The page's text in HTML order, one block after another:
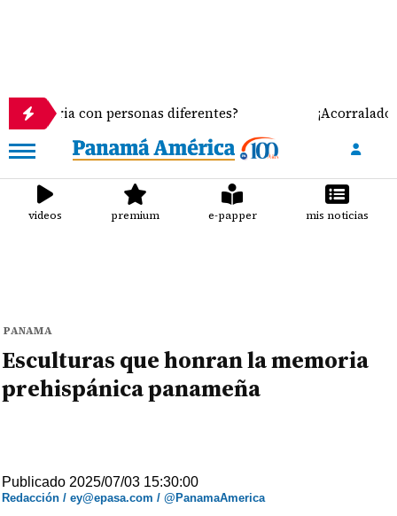
con personas diferentes? ¡Acorralados!
videos premium e-papper mis noticias
PANAMA
Esculturas que honran la memoria
prehispánica panameña
Publicado 2025/07/03 15:30:00
Redacción / ey@epasa.com / @PanamaAmerica